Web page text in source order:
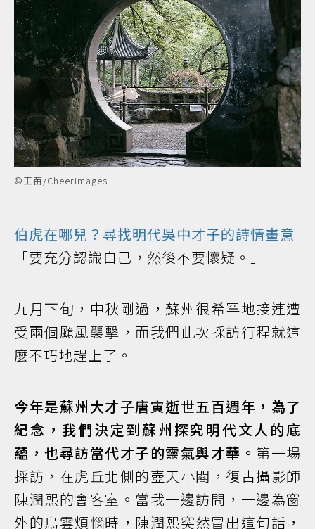
©王苗/Cheerimages
伯虎在哪兒？尋找明代吳中才子的詩情畫意
「要充分認識自己，然後不要懷疑。」
九月下旬，中秋剛過，蘇州很希罕地接連遭
受兩個颱風襲擊，而我們此次採訪行程就這
麼不巧地趕上了。
今年是蘇州大才子唐寅逝世五百週年，為了
紀念，我們決定到蘇州探究明代文人的底
蘊，也尋訪當代才子的靈氣與才華。 第一場
採訪，在虎丘北側的壺天小閣，復古攝影師
陳潤熙的會客室。當我一邊訪問，一邊為窗
外的烏雲煩惱時，陳潤熙突然冒出這句話，